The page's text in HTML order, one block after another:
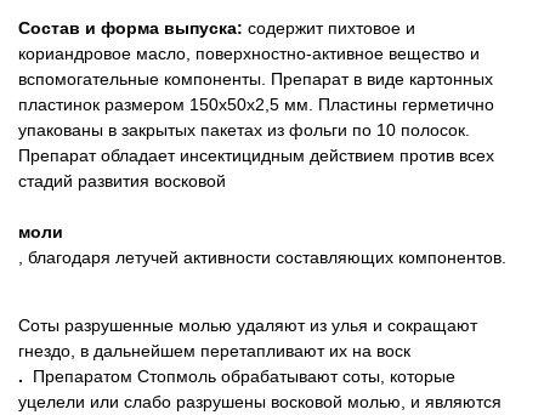
Состав и форма выпуска: содержит пихтовое и
кориандровое масло, поверхностно-активное вещество и
вспомогательные компоненты. Препарат в виде картонных
пластинок размером 150х50х2,5 мм. Пластины герметично
упакованы в закрытых пакетах из фольги по 10 полосок.
Препарат обладает инсектицидным действием против всех
стадий развития восковой
моли
, благодаря летучей активности составляющих компонентов.
Соты разрушенные молью удаляют из улья и сокращают
гнездо, в дальнейшем перетапливают их на воск
.
Препаратом Стопмоль обрабатывают соты, которые
уцелели или слабо разрушены восковой молью, и являются
Товары для грызунов
Товары для лошадей
Товары для людей
Хозряд - хозтовары оптом
Архив / Снято с производства